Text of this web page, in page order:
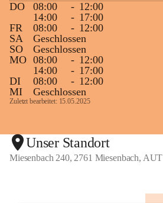
DO
08:00 - 12:00
14:00
- 17:00
FR
08:00 - 12:00
SA
Geschlossen
SO
Geschlossen
MO 08:00 - 12:00
14:00
- 17:00
DI
08:00 - 12:00
MI
Geschlossen
Zuletzt bearbeitet: 15.05.2025
Unser Standort
Miesenbach 240, 2761 Miesenbach, AUT